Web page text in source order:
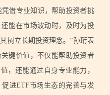
借专业知识，帮助投资者挑
能在市场波动时，及时为投
树立长期投资理念。”孙珩表
键价值，不仅能帮助投资者
，还能通过自身专业能力，
进ETF市场生态的完善与发